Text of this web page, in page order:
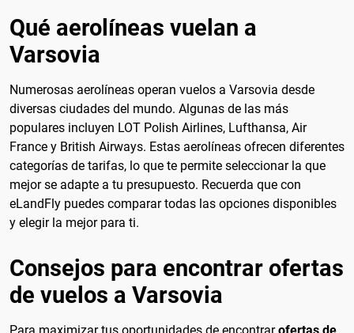
Qué aerolíneas vuelan a
Varsovia
Numerosas aerolíneas operan vuelos a Varsovia desde
diversas ciudades del mundo. Algunas de las más
populares incluyen LOT Polish Airlines, Lufthansa, Air
France y British Airways. Estas aerolíneas ofrecen diferentes
categorías de tarifas, lo que te permite seleccionar la que
mejor se adapte a tu presupuesto. Recuerda que con
eLandFly puedes comparar todas las opciones disponibles
y elegir la mejor para ti.
Consejos para encontrar ofertas
de vuelos a Varsovia